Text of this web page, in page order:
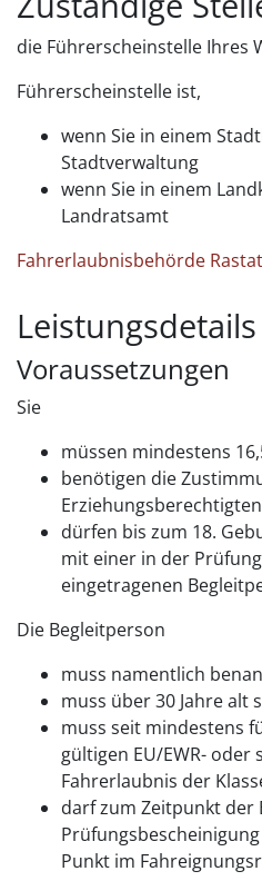
die Führerscheinstelle Ihres
Führerscheinstelle ist,
wenn Sie in einem
Stadtverwaltung
wenn Sie in einem
Landratsamt
Fahrerlaubnisbehörde
Leistungsdetails
Voraussetzungen
Sie
müssen mindestens
benötigen die
dürfen bis zum 18.
mit einer in der
eingetragenen
Die Begleitperson
muss namentlich
muss über 30 Jahre alt
muss seit mindestens
gültigen EU/EWR- oder
Fahrerlaubnis der
darf zum Zeitpunkt der
Punkt im